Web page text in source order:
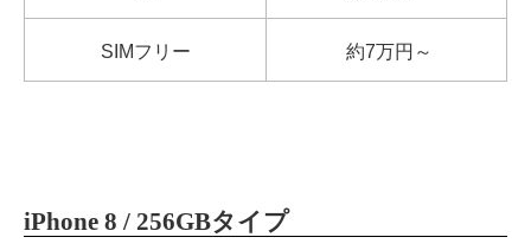
SIMフリー 約7万円～
iPhone 8 / 256GBタイプ